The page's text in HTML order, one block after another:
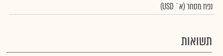
נפח מסחר(א` USD)
תשואות